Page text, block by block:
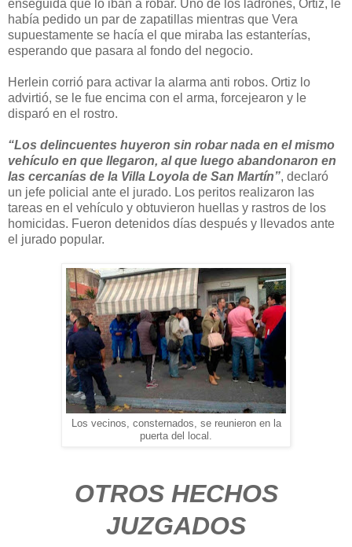
enseguida que lo iban a robar. Uno de los ladrones, Ortiz, le
había pedido un par de zapatillas mientras que Vera
supuestamente se hacía el que miraba las estanterías,
esperando que pasara al fondo del negocio.
Herlein corrió para activar la alarma anti robos. Ortiz lo
advirtió, se le fue encima con el arma, forcejearon y le
disparó en el rostro.
“Los delincuentes huyeron sin robar nada en el mismo
vehículo en que llegaron, al que luego abandonaron en
las cercanías de la Villa Loyola de San Martín”, declaró
un jefe policial ante el jurado. Los peritos realizaron las
tareas en el vehículo y obtuvieron huellas y rastros de los
homicidas. Fueron detenidos días después y llevados ante
el jurado popular.
Los vecinos, consternados, se reunieron en la
puerta del local.
OTROS HECHOS
JUZGADOS